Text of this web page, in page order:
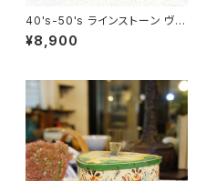
40's-50's ラインストーン ヴィ
¥8,900